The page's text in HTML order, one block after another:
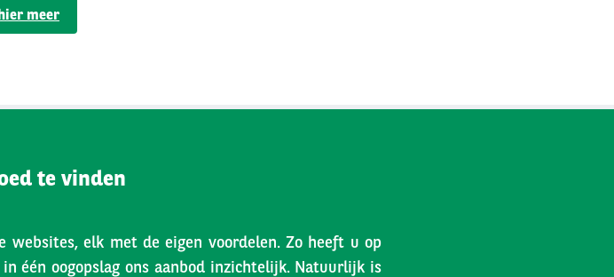
meer
te vinden
websites, elk met de eigen voordelen. Zo heeft u op
één oogopslag ons aanbod inzichtelijk. Natuurlijk is